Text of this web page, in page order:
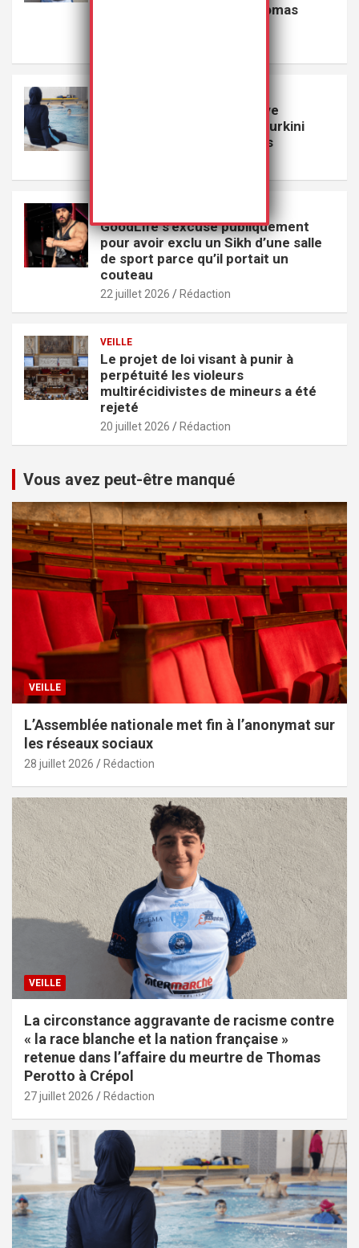
l’affaire du meurtre de Thomas
Le Conseil d’État de Genève
suspend l’interdiction du burkini
dans les piscines publiques
GoodLife s’excuse publiquement
pour avoir exclu un Sikh d’une salle
de sport parce qu’il portait un
couteau
22 juillet 2026 Rédaction
VEILLE
Le projet de loi visant à punir à
perpétuité les violeurs
multirécidivistes de mineurs a été
rejeté
20 juillet 2026 Rédaction
Vous avez peut-être manqué
VEILLE
L’Assemblée nationale met fin à l’anonymat sur
les réseaux sociaux
28 juillet 2026 Rédaction
VEILLE
La circonstance aggravante de racisme contre
« la race blanche et la nation française »
retenue dans l’affaire du meurtre de Thomas
Perotto à Crépol
27 juillet 2026 Rédaction